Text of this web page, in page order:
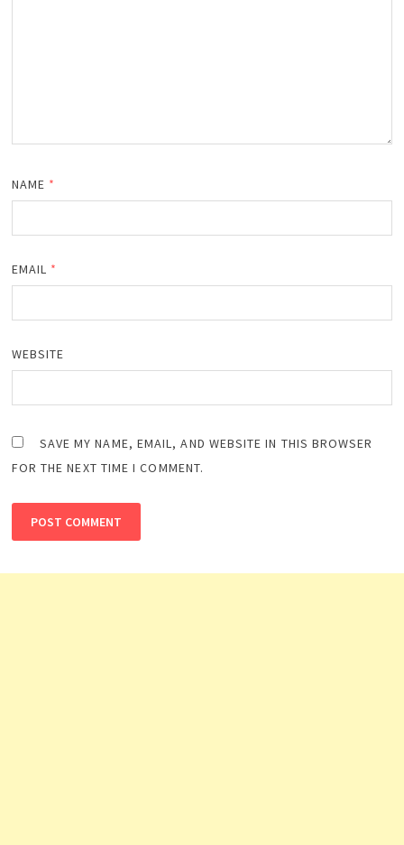
NAME *
EMAIL *
WEBSITE
SAVE MY NAME, EMAIL, AND WEBSITE IN THIS BROWSER
FOR THE NEXT TIME I COMMENT.